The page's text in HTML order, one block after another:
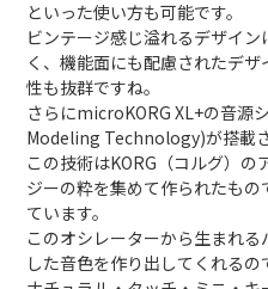
といった使い方も可能です。
ビンテージ感じ溢れるデザイ
く、機能面にも配慮されたデ
性も抜群ですね。
さらにmicroKORG XL+の音源
Modeling Technology)が搭載さ
この技術はKORG（コルグ）の
ジーの粋を集めて作られたも
ています。
このオシレーターから生まれ
した音色を作り出してくれるの